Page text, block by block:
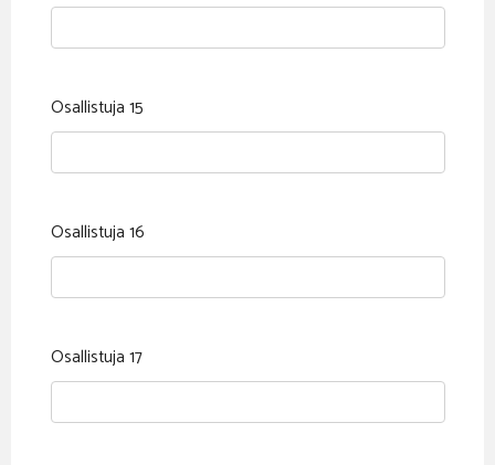
Osallistuja 15
Osallistuja 16
Osallistuja 17